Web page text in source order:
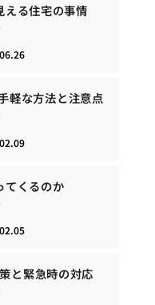
える住宅の事情
軽な方法と注意点
てくるのか
と緊急時の対応